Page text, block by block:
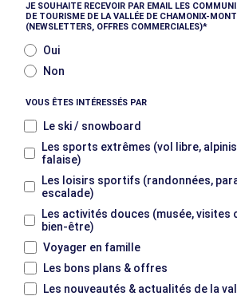
JE SOUHAITE RECEVOIR PAR EMAIL LES
DE TOURISME DE LA VALLÉE DE CHAMONIX-
(NEWSLETTERS, OFFRES COMMERCIALES)
Oui
Non
VOUS ÊTES INTÉRESSÉS PAR
Le ski / snowboard
Les sports extrêmes (vol libre,
falaise)
Les loisirs sportifs (randonnées,
escalade)
Les activités douces (musée, visites
bien-être)
Voyager en famille
Les bons plans & offres
Les nouveautés & actualités de la